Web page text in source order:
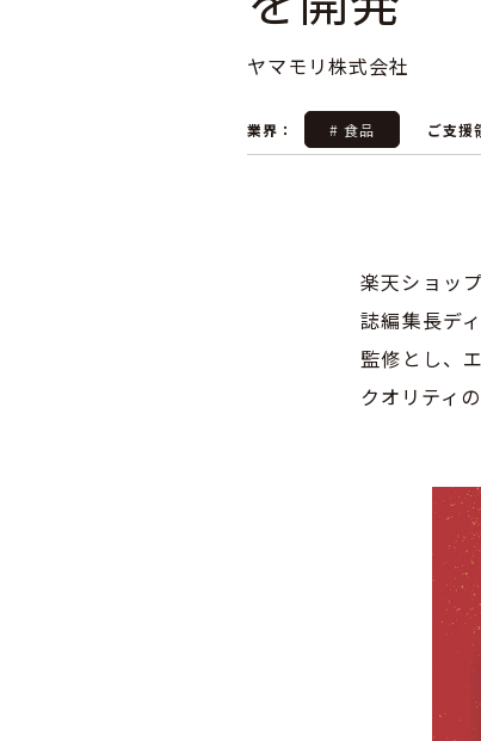
ヤマモリ株式会社
業界： # 食品 ご支援
楽天ショッ
誌編集長デ
監修とし、
クオリティ
画
プ
レ
ー